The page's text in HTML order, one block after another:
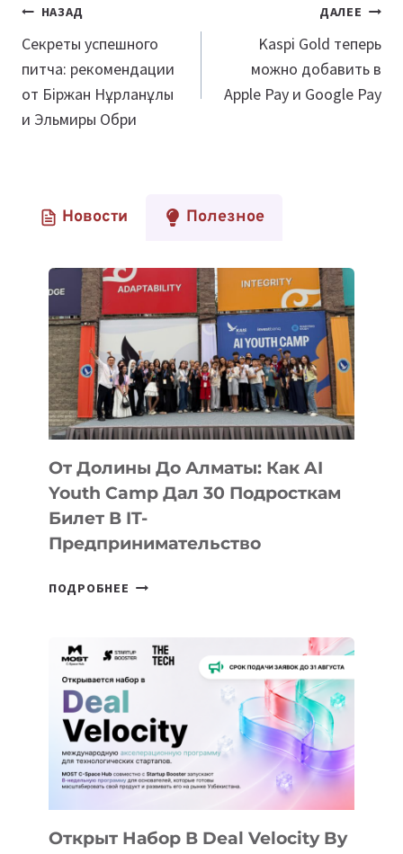
Навигация
по
записям
НАЗАД
Секреты успешного
питча: рекомендации
от Біржан Нұрланұлы
и Эльмиры Обри
ДАЛЕЕ
Kaspi Gold теперь
можно добавить в
Apple Pay и Google Pay
Новости Полезное
От Долины До Алматы: Как AI
Youth Camp Дал 30 Подросткам
Билет В IT-
Предпринимательство
ПОДРОБНЕЕ ОТ
АЛМАТЫ:
AI
YOUTH
CAMP
ДАЛ
30
ПОДРОСТКАМ
БИЛЕТ
Открыт Набор В Deal Velocity By